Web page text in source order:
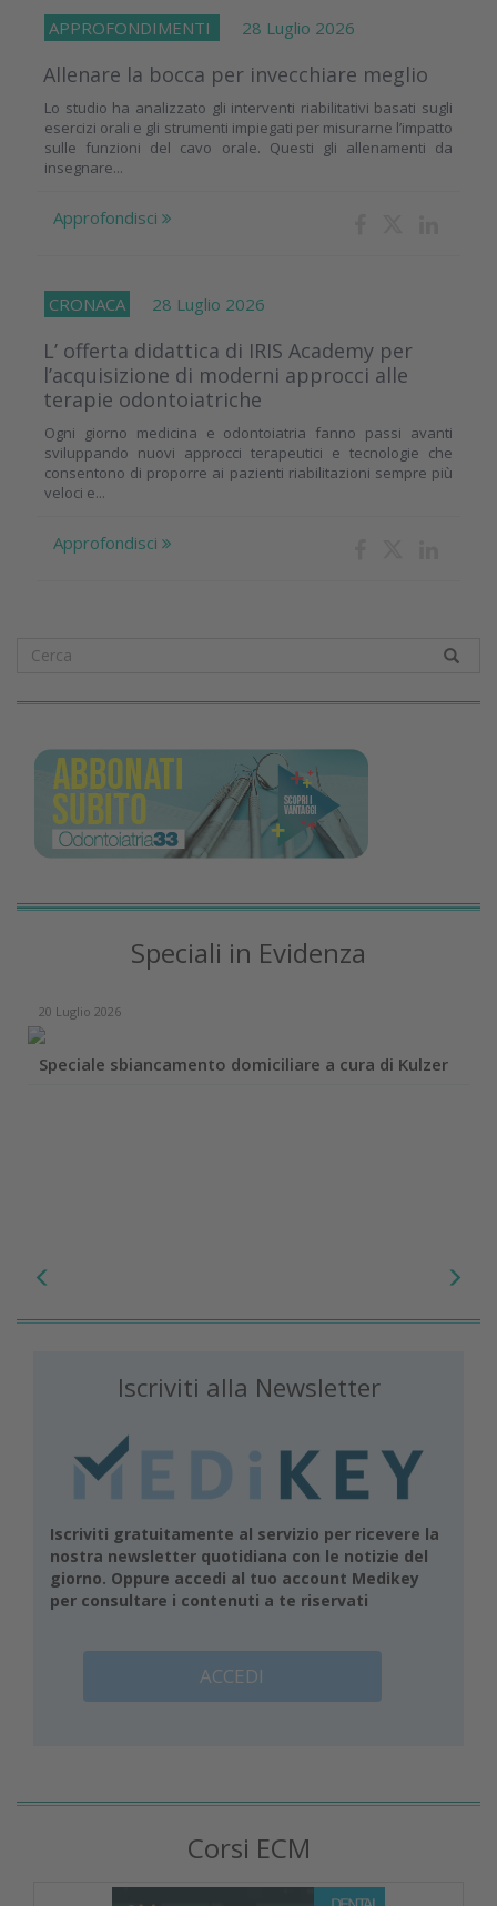
APPROFONDIMENTI 28 Luglio 2026
Allenare la bocca per invecchiare meglio
Lo studio ha analizzato gli interventi riabilitativi basati sugli
esercizi orali e gli strumenti impiegati per misurarne l’impatto
sulle funzioni del cavo orale. Questi gli allenamenti da
insegnare...
Approfondisci
CRONACA 28 Luglio 2026
L’ offerta didattica di IRIS Academy per
l’acquisizione di moderni approcci alle
terapie odontoiatriche
Ogni giorno medicina e odontoiatria fanno passi avanti
sviluppando nuovi approcci terapeutici e tecnologie che
consentono di proporre ai pazienti riabilitazioni sempre più
veloci e...
Approfondisci
Speciali in Evidenza
20 Luglio 2026
Speciale sbiancamento domiciliare a cura di Kulzer
Iscriviti alla Newsletter
Iscriviti gratuitamente al servizio per ricevere la
nostra newsletter quotidiana con le notizie del
giorno. Oppure accedi al tuo account Medikey
per consultare i contenuti a te riservati
ACCEDI
Corsi ECM